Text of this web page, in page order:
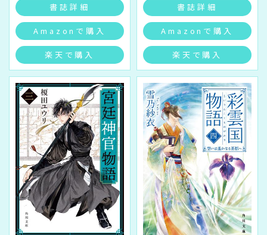
書誌詳細
Amazonで購入
楽天で購入
書誌詳細
Amazonで購入
楽天で購入